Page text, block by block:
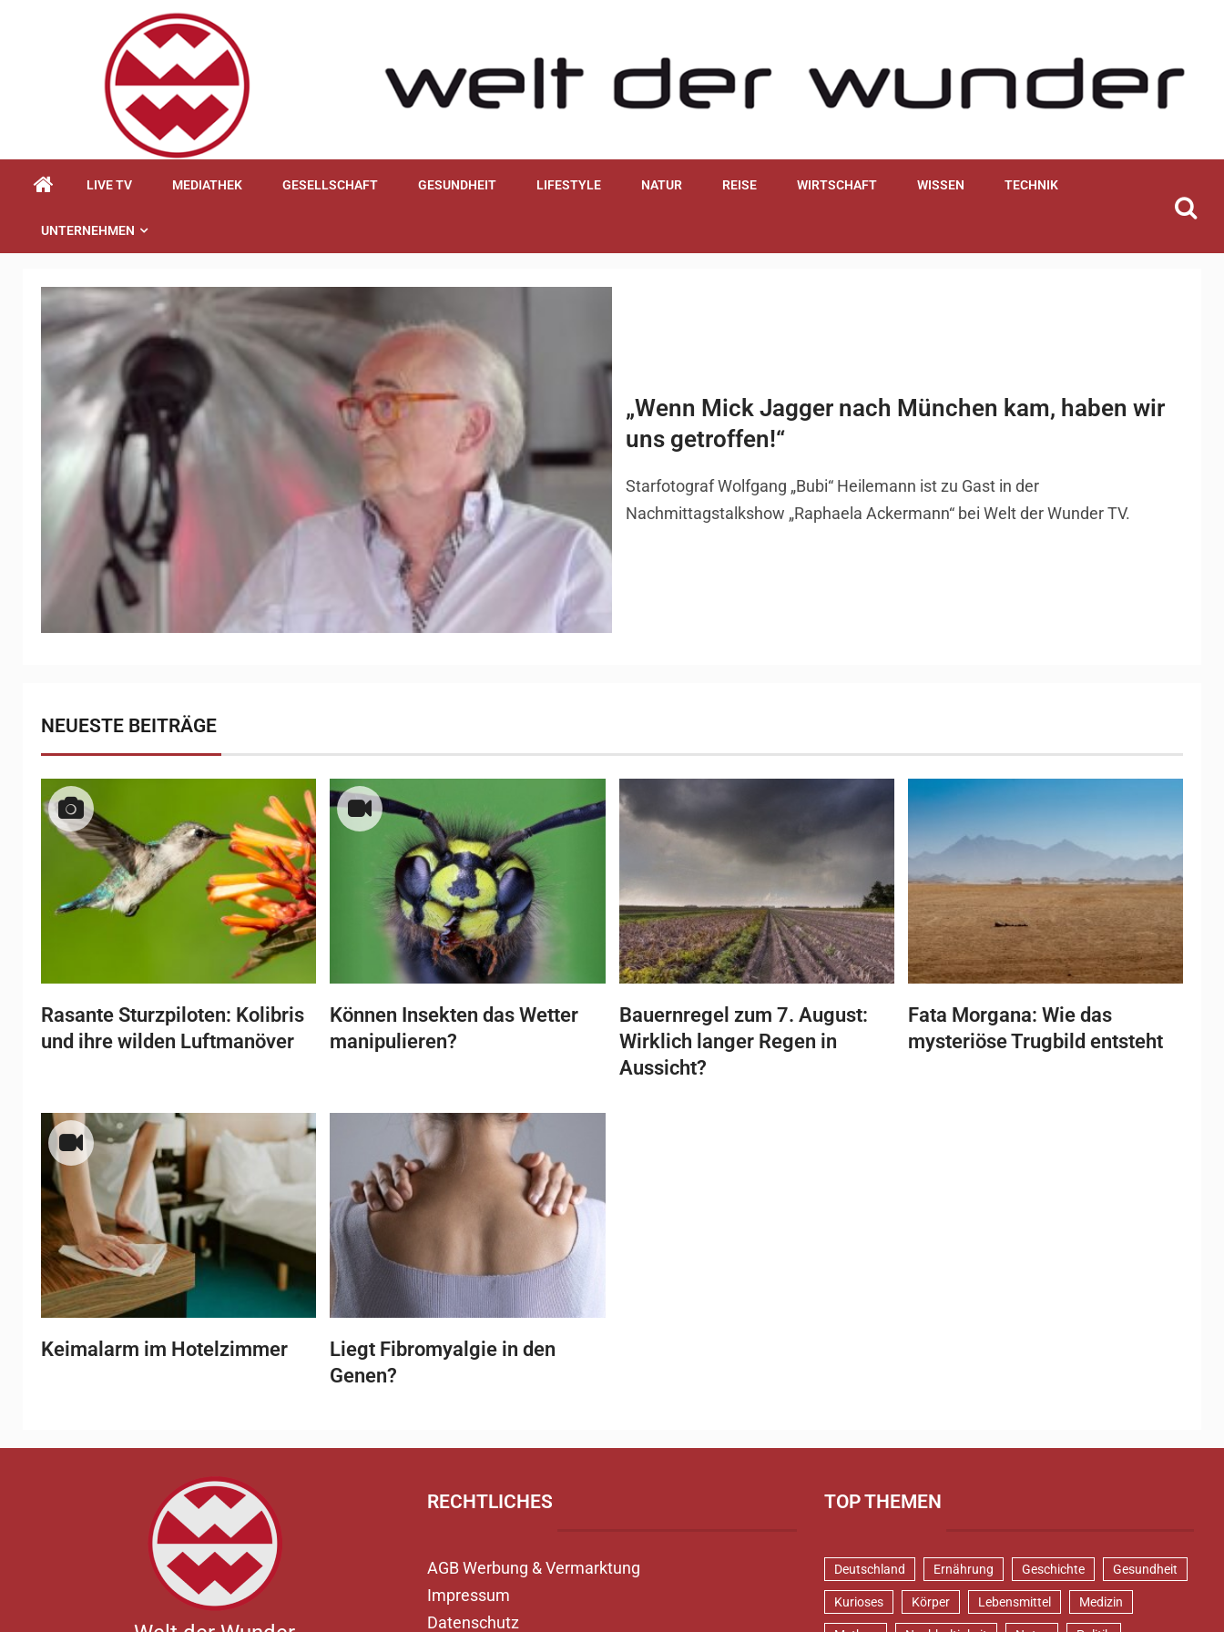
LIVE TV MEDIATHEK GESELLSCHAFT GESUNDHEIT LIFESTYLE NATUR REISE WIRTSCHAFT WISSEN TECHNIK
UNTERNEHMEN
„Wenn Mick Jagger nach München kam, haben wir
uns getroffen!“
Starfotograf Wolfgang „Bubi“ Heilemann ist zu Gast in der
Nachmittagstalkshow „Raphaela Ackermann“ bei Welt der Wunder TV.
NEUESTE BEITRÄGE
Rasante Sturzpiloten: Kolibris
und ihre wilden Luftmanöver
Können Insekten das Wetter
manipulieren?
Bauernregel zum 7. August:
Wirklich langer Regen in
Aussicht?
Fata Morgana: Wie das
mysteriöse Trugbild entsteht
Keimalarm im Hotelzimmer
Liegt Fibromyalgie in den
Genen?
RECHTLICHES
AGB Werbung & Vermarktung
Impressum
Datenschutz
TOP THEMEN
Deutschland Ernährung Geschichte Gesundheit
Kurioses Körper Lebensmittel Medizin